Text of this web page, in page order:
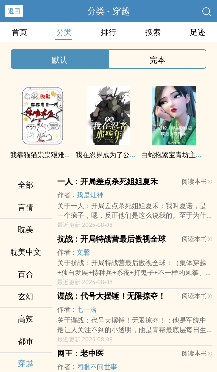
返回 分类 - 穿越
首页 分类 排行 搜索 足迹
默认 完本
我靠猫猫祟祟艰难求生！ 我在忍界成为了公主殿下 白蛇抱紧宝青坊主大腿双修变强
全部
言情
耽美
耽美中文
百合
玄幻
‎­高‎­辣­
都市
穿越
一人：开局差点杀死姐姐夏禾 阅读本书
作者 : 我是灶神
关于一人：开局差点杀死姐姐夏禾：我叫夏诺，是
一个疯子，嗯，反正他们是这么说我的。至于为什
么这么说我，大概是因为一年内我作案超过一百起
吧，而且已经被执行了枪决。可惜，我并没有死，
而是来到了一人之下的世界。当我知道我的姐姐叫
做夏禾的时候，我就知道我来到了一个非常有意思
的世界，并且我还获得了两面宿傩的能力，不过系
统不太靠谱，居然要我寻找并吞服散落在世界各地
的宿傩手指，才能获得力量。在此之前，我也就是
比普通人强一点。不过没关系，这样才有
最近更新 2026-08-08
抗战：开局特战营最后傲视全球 阅读本书
作者 : 文馨
关于抗战：开局特战营最后傲视全球：（集体穿越
+独自发展+特种兵+系统+打鬼子+不一样的风筝、亮
剑、雪豹）在一次演习中，龙炎特战营全营八百多
人，集体意外穿越到平行世界。他们发现倭国正在
侵略华夏国，而且身处淞沪战场。一身现代装备的
特战营，加上有战神系统加持，当即决定加入抗
战，用现代武器吊打小鬼子。开局就击沉鬼子四艘
航母，虎式坦克、野蜂自行火炮、喀秋莎、龙卷
风、凝固汽油弹、集束炸弹……鬼子的噩梦就此开
始，特战营将会在这个平行世界，开始一
最近更新 2026-08-08
谍战：代号大摆锤！无限掠夺！ 阅读本书
作者 : 七一潇
关于谍战：代号大摆锤！无限掠夺！：他是军统中
最让人关注不到的小透明，他是青帮最底层每日生
死无常的小弟。他是暗中掌握庞大家族产业的幕后
老板，他是无数人口中的流氓，人渣。他更是让无
数奸贼日谍闻风丧胆的特务。他，代号，大摆锤！
最近更新 2026-08-08
网王：老中医 阅读本书
作者 : 闭眼不问世事